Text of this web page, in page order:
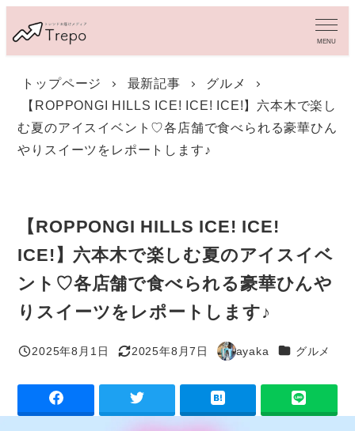
イ
MENU
トップページ 最新記事
グルメ
【ROPPONGI HILLS ICE! ICE! ICE!】六本木で楽し
む夏のアイスイベント♡各店舗で食べられる豪華ひん
やりスイーツをレポートします♪
【ROPPONGI HILLS ICE! ICE!
ICE!】六本木で楽しむ夏のアイスイベ
ント♡各店舗で食べられる豪華ひんや
りスイーツをレポートします♪
投稿日
2025年8月1日
更新日
2025年8月7日
著
ayaka カテゴリー
グルメ